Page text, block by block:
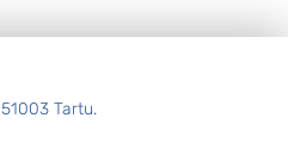
Tartu.